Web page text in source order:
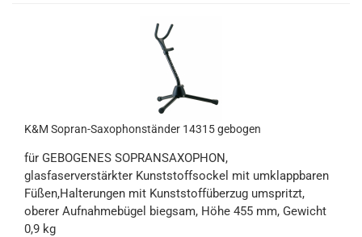
K&M Sopran-Saxophonständer 14315 gebogen
für GEBOGENES SOPRANSAXOPHON,
glasfaserverstärkter Kunststoffsockel mit umklappbaren
Füßen,Halterungen mit Kunststoffüberzug umspritzt,
oberer Aufnahmebügel biegsam, Höhe 455 mm, Gewicht
0,9 kg